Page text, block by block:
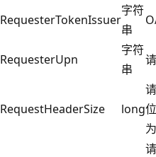
RequesterTokenIssuer
字符
串
RequesterUpn
字符
串
RequestHeaderSize long